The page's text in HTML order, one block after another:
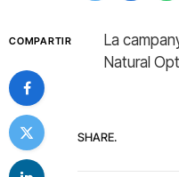
COMPARTIR
La
Natural
SHARE.